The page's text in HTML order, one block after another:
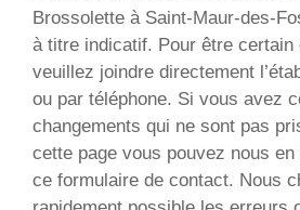
Brossolette à Saint-Maur-des-
à titre indicatif. Pour être certain
veuillez joindre directement
ou par téléphone. Si vous avez
changements qui ne sont pas
cette page vous pouvez nous
ce formulaire de contact. Nous